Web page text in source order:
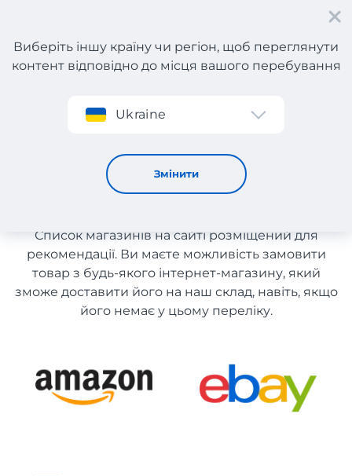
Реєстрація
Виберіть іншу країну чи регіон, щоб переглянути
контент відповідно до місця вашого перебування
Ukraine
Змінити
Каталог магазинів з Португалії
Каталог магазинів з
Португалії
Список магазинів на сайті розміщений для
рекомендації. Ви маєте можливість замовити
товар з будь-якого інтернет-магазину, який
зможе доставити його на наш склад, навіть, якщо
його немає у цьому переліку.